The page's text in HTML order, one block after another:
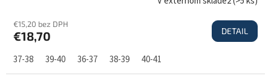
€15,20 bez DPH
€18,70 DETAIL
37-38 39-40 36-37 38-39 40-41